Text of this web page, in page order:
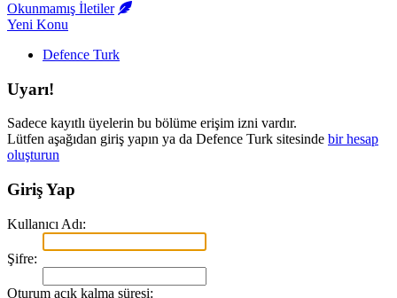
Okunmamış İletiler
Yeni Konu
Defence Turk
Uyarı!
Sadece kayıtlı üyelerin bu bölüme erişim izni vardır.
Lütfen aşağıdan giriş yapın ya da Defence Turk sitesinde bir hesap
oluşturun
Giriş Yap
Kullanıcı Adı:
Şifre:
Oturum açık kalma süresi: